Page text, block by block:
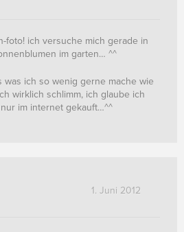
foto! ich versuche mich gerade in
im garten… ^^
was ich so wenig gerne mache wie
wirklich schlimm, ich glaube ich
im internet gekauft…^^
1. Juni 2012